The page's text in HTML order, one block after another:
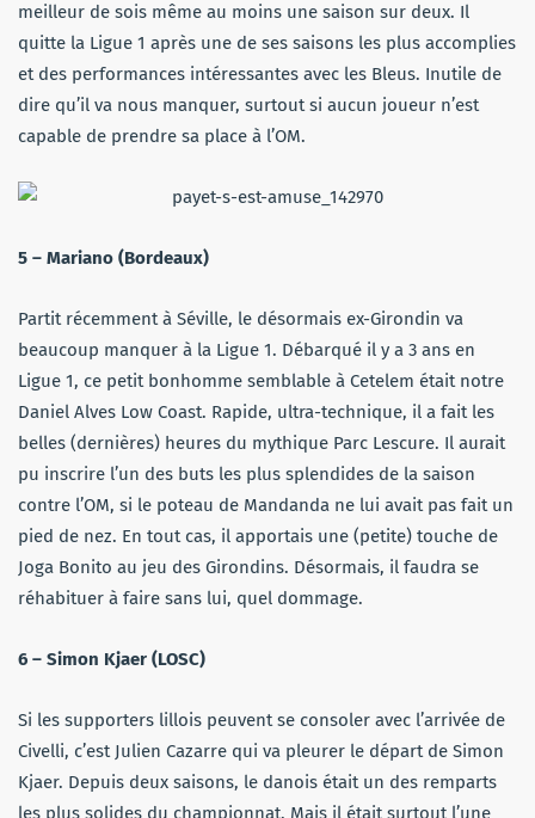
meilleur de sois même au moins une saison sur deux. Il
quitte la Ligue 1 après une de ses saisons les plus accomplies
et des performances intéressantes avec les Bleus. Inutile de
dire qu’il va nous manquer, surtout si aucun joueur n’est
capable de prendre sa place à l’OM.
5 – Mariano (Bordeaux)
Partit récemment à Séville, le désormais ex-Girondin va
beaucoup manquer à la Ligue 1. Débarqué il y a 3 ans en
Ligue 1, ce petit bonhomme semblable à Cetelem était notre
Daniel Alves Low Coast. Rapide, ultra-technique, il a fait les
belles (dernières) heures du mythique Parc Lescure. Il aurait
pu inscrire l’un des buts les plus splendides de la saison
contre l’OM, si le poteau de Mandanda ne lui avait pas fait un
pied de nez. En tout cas, il apportais une (petite) touche de
Joga Bonito au jeu des Girondins. Désormais, il faudra se
réhabituer à faire sans lui, quel dommage.
6 – Simon Kjaer (LOSC)
Si les supporters lillois peuvent se consoler avec l’arrivée de
Civelli, c’est Julien Cazarre qui va pleurer le départ de Simon
Kjaer. Depuis deux saisons, le danois était un des remparts
les plus solides du championnat. Mais il était surtout l’une